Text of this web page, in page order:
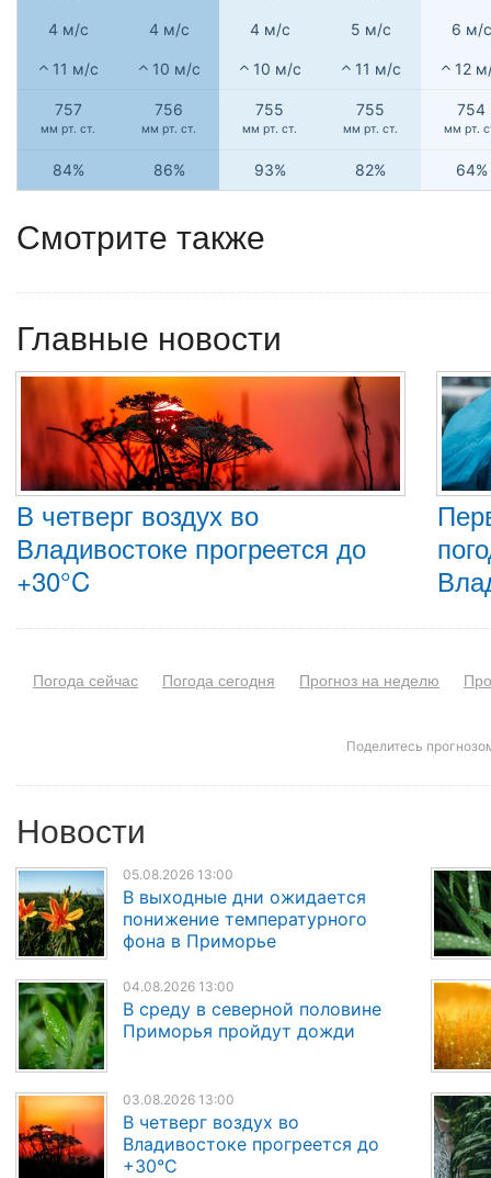
4 м/с 4 м/с 4 м/с 5 м/с 6 м/с
11 м/с 10 м/с 10 м/с 11 м/с 12
757
мм рт. ст.
756
мм рт. ст.
755
мм рт. ст.
755
мм рт. ст.
754
мм рт.
84% 86% 93% 82% 64%
Смотрите также
Главные новости
В четверг воздух во
Владивостоке прогреется до
+30°C
Погода сейчас Погода сегодня Прогноз на неделю
Поделитесь
Новости
05.08.2026 13:00
В выходные дни ожидается
понижение температурного
фона в Приморье
04.08.2026 13:00
В среду в северной половине
Приморья пройдут дожди
03.08.2026 13:00
В четверг воздух во
Владивостоке прогреется до
+30°C